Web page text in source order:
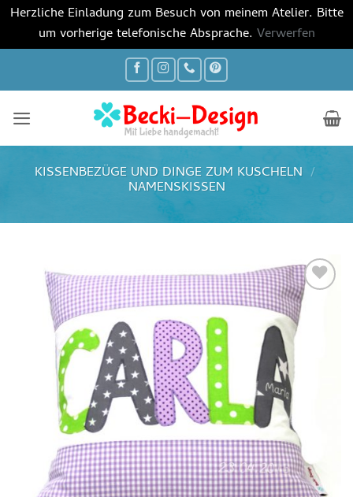
Herzliche Einladung zum Besuch von meinem Atelier. Bitte
um vorherige telefonische Absprache. Verwerfen
KISSENBEZÜGE UND DINGE ZUM KUSCHELN /
NAMENSKISSEN
Auf die
Wunschliste